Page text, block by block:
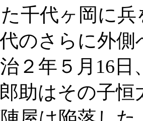
千代ヶ岡に
のさらに外
２年５月16
助はその子